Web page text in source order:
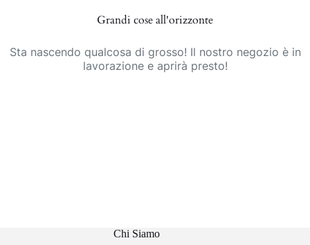
Grandi cose all'orizzonte
Sta nascendo qualcosa di grosso! Il nostro negozio è in
lavorazione e aprirà presto!
Chi Siamo